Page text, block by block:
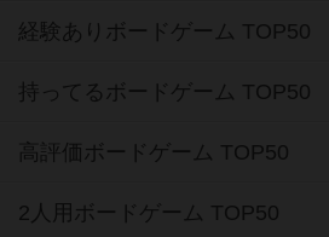
経験ありボードゲーム TOP50
持ってるボードゲーム TOP50
高評価ボードゲーム TOP50
2人用ボードゲーム TOP50